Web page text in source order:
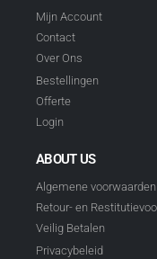
Mijn Account
Contact
Over Ons
Bestellingen
Offerte
Login
ABOUT US
Algemene voorwaarden
Retour- en
Veilig Betalen
Privacybeleid